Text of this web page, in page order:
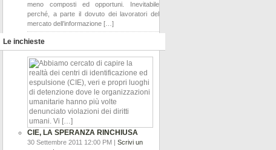
meno composti ed opportuni. Inevitabile
perché, a parte il dovuto dei lavoratori del
mercato dell’informazione […]
Le inchieste
CIE, LA SPERANZA RINCHIUSA
30 Settembre 2011 12:00 PM | Scrivi un